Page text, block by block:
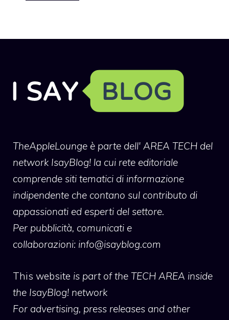
TheAppleLounge è parte dell' AREA TECH del
network IsayBlog! la cui rete editoriale
comprende siti tematici di informazione
indipendente che contano sul contributo di
appassionati ed esperti del settore.
Per pubblicità, comunicati e
collaborazioni: info@isayblog.com
This website is part of the TECH AREA inside
the IsayBlog! network
For advertising, press releases and other